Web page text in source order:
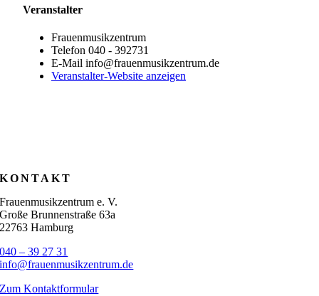
Veranstalter
Frauenmusikzentrum
Telefon 040 - 392731
E-Mail info@frauenmusikzentrum.de
Veranstalter-Website anzeigen
KONTAKT
Frauenmusikzentrum e. V.
Große Brunnenstraße 63a
22763 Hamburg
040 – 39 27 31
info@frauenmusikzentrum.de
Zum Kontaktformular